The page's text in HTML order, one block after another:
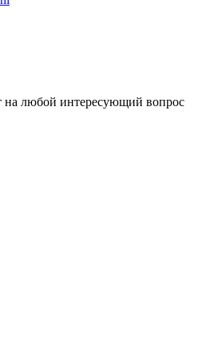
на любой интересующий вопрос